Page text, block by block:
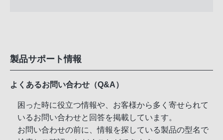
製品サポート情報
よくあるお問い合わせ（Q&A）
困った時に役立つ情報や、お客様から多く寄せられて
いるお問い合わせと回答を掲載しています。
お問い合わせの前に、情報を探している製品の型名で